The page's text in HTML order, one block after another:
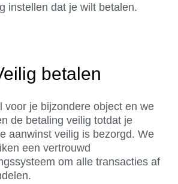
instellen dat je wilt betalen.
betalen
voor je bijzondere object en we
de betaling veilig totdat je
aanwinst veilig is bezorgd. We
een vertrouwd
om alle transacties af